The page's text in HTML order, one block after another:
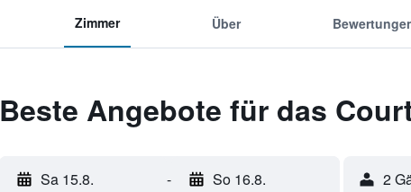
Zimmer Über
Beste Angebote für das
Sa 15.8. - So 16.8. 2